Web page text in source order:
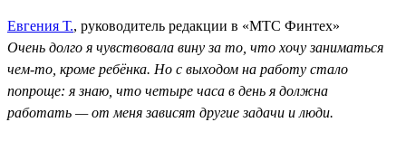
Евгения Т., руководитель редакции в «МТС Финтех»
Очень долго я чувствовала вину за то, что хочу заниматься
чем-то, кроме ребёнка. Но с выходом на работу стало
попроще: я знаю, что четыре часа в день я должна
работать — от меня зависят другие задачи и люди.